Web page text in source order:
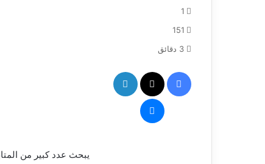
يبحث عدد كبير من
1
151
فيسبوك
ماسنجر